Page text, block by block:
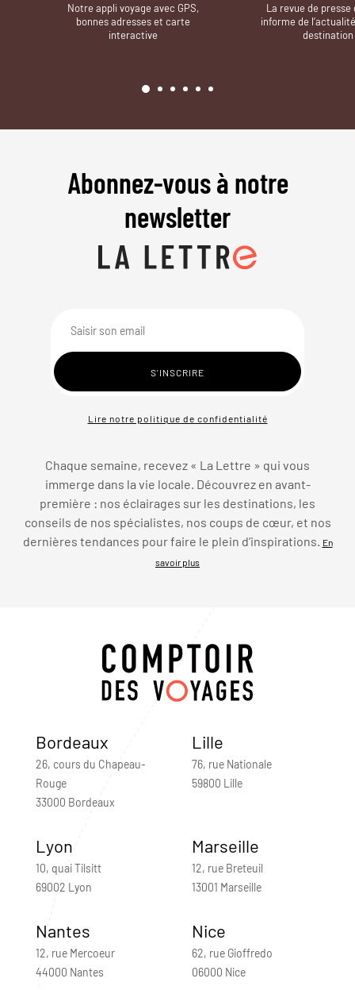
Notre appli voyage avec GPS,
bonnes adresses et carte
interactive
La revue de presse
informe de
destination
Abonnez-vous à notre
newsletter
Lire notre politique de confidentialité
Chaque semaine, recevez « La Lettre » qui vous
immerge dans la vie locale. Découvrez en avant-
première : nos éclairages sur les destinations, les
conseils de nos spécialistes, nos coups de cœur, et nos
dernières tendances pour faire le plein d’inspirations.
En
savoir plus
Bordeaux
26, cours du Chapeau-
Rouge
33000 Bordeaux
Lille
76, rue Nationale
59800 Lille
Lyon
10, quai Tilsitt
69002 Lyon
Marseille
12, rue Breteuil
13001 Marseille
Nantes
12, rue Mercoeur
44000 Nantes
Nice
62, rue Gioffredo
06000 Nice